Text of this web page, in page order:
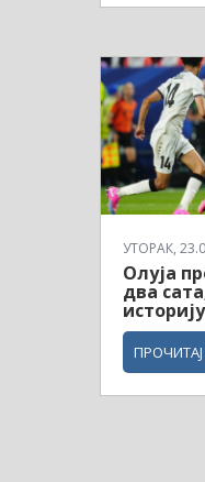
УТОРАК,
Олуја
два
историју